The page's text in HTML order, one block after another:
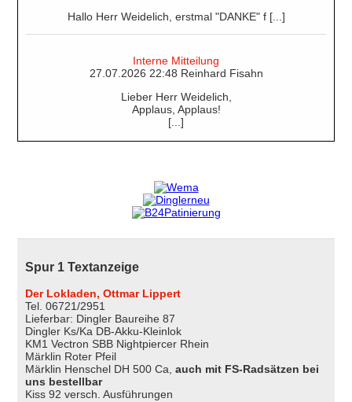
Hallo Herr Weidelich, erstmal "DANKE" f [...]
Interne Mitteilung
27.07.2026 22:48 Reinhard Fisahn
Lieber Herr Weidelich,
Applaus, Applaus!
[...]
Spur 1 Textanzeige
Der Lokladen, Ottmar Lippert
Tel. 06721/2951
Lieferbar: Dingler Baureihe 87
Dingler Ks/Ka DB-Akku-Kleinlok
KM1 Vectron SBB Nightpiercer Rhein
Märklin Roter Pfeil
Märklin Henschel DH 500 Ca,auch mit FS-Radsätzen bei
uns bestellbar
Kiss 92 versch. Ausführungen